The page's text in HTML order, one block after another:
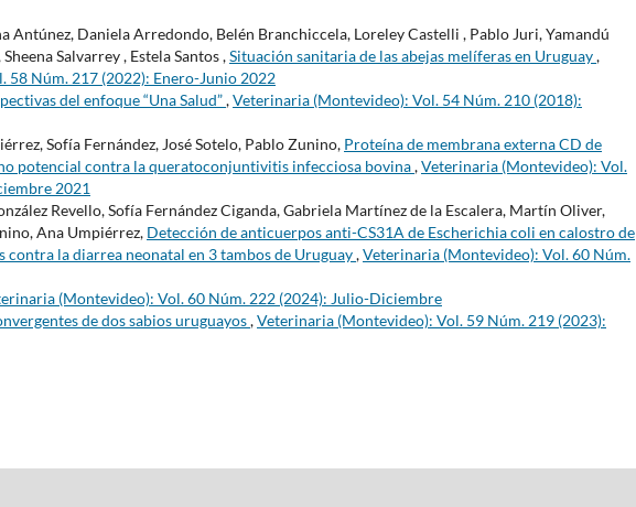
Antúnez, Daniela Arredondo, Belén Branchiccela, Loreley Castelli , Pablo Juri, Yamandú
Salvarrey , Estela Santos ,Situación sanitaria de las abejas melíferas en Uruguay,
58 Núm. 217 (2022): Enero-Junio 2022
del enfoque “Una Salud”,Veterinaria (Montevideo): Vol. 54 Núm. 210 (2018):
Sofía Fernández, José Sotelo, Pablo Zunino, Proteína de membrana externa CD de
potencial contra la queratoconjuntivitis infecciosa bovina,Veterinaria (Montevideo): Vol.
2021
Revello, Sofía Fernández Ciganda, Gabriela Martínez de la Escalera, Martín Oliver,
Ana Umpiérrez, Detección de anticuerpos anti-CS31A de Escherichia coli en calostro de
contra la diarrea neonatal en 3 tambos de Uruguay,Veterinaria (Montevideo): Vol. 60 Núm.
(Montevideo): Vol. 60 Núm. 222 (2024): Julio-Diciembre
de dos sabios uruguayos,Veterinaria (Montevideo): Vol. 59 Núm. 219 (2023):